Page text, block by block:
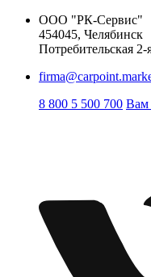
ООО "РК-Сервис"
454045, Челябинск
Потребительская
8 800 5 500 700 Вам